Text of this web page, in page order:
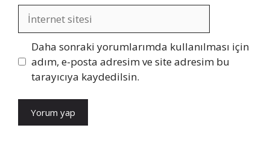
İnternet
sitesi
Daha sonraki yorumlarımda kullanılması için
adım, e-posta adresim ve site adresim bu
tarayıcıya kaydedilsin.